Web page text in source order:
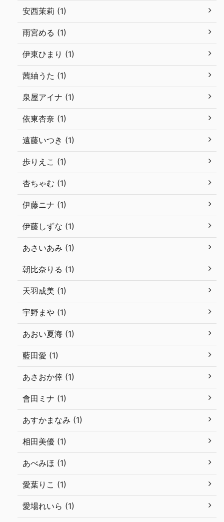
安西茉莉 (1)
雨宮める (1)
伊東ひまり (1)
茜紬うた (1)
泉屋アイナ (1)
依東杏奈 (1)
遠藤いつき (1)
歩りえこ (1)
杏ちゃむ (1)
伊藤ニナ (1)
伊藤しずな (1)
あさいあみ (1)
朝比奈りる (1)
天羽成美 (1)
宇野まや (1)
あおい夏海 (1)
藍田愛 (1)
あさおか倖 (1)
會田ミナ (1)
あすかまなみ (1)
相田美優 (1)
あべみほ (1)
愛葉りこ (1)
愛場れいら (1)